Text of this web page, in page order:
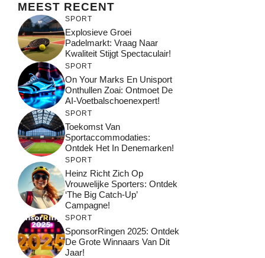
MEEST RECENT
SPORT
Explosieve Groei
Padelmarkt: Vraag Naar
Kwaliteit Stijgt Spectaculair!
SPORT
On Your Marks En Unisport
Onthullen Zoai: Ontmoet De
AI-Voetbalschoenexpert!
SPORT
Toekomst Van
Sportaccommodaties:
Ontdek Het In Denemarken!
SPORT
Heinz Richt Zich Op
Vrouwelijke Sporters: Ontdek
‘The Big Catch-Up’
Campagne!
SPORT
SponsorRingen 2025: Ontdek
De Grote Winnaars Van Dit
Jaar!